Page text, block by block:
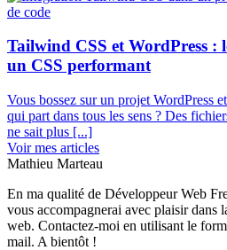
Tailwind CSS et WordPress :
un CSS performant
Vous bossez sur un projet WordPress
qui part dans tous les sens ? Des
ne sait plus [...]
Voir mes articles
Mathieu Marteau
En ma qualité de Développeur Web
vous accompagnerai avec plaisir dans
web. Contactez-moi en utilisant le
mail. A bientôt !